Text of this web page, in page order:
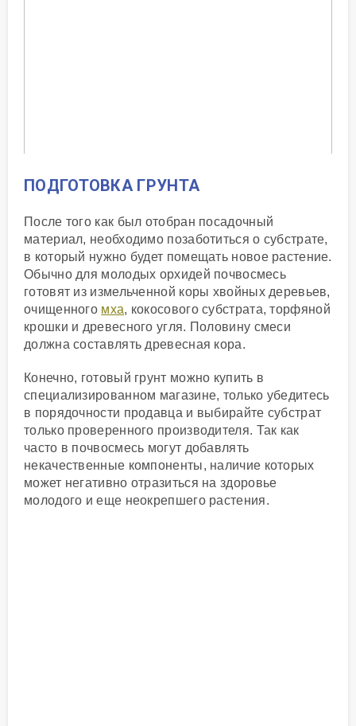
ПОДГОТОВКА ГРУНТА
После того как был отобран посадочный
материал, необходимо позаботиться о субстрате,
в который нужно будет помещать новое растение.
Обычно для молодых орхидей почвосмесь
готовят из измельченной коры хвойных деревьев,
очищенного мха, кокосового субстрата, торфяной
крошки и древесного угля. Половину смеси
должна составлять древесная кора.
Конечно, готовый грунт можно купить в
специализированном магазине, только убедитесь
в порядочности продавца и выбирайте субстрат
только проверенного производителя. Так как
часто в почвосмесь могут добавлять
некачественные компоненты, наличие которых
может негативно отразиться на здоровье
молодого и еще неокрепшего растения.